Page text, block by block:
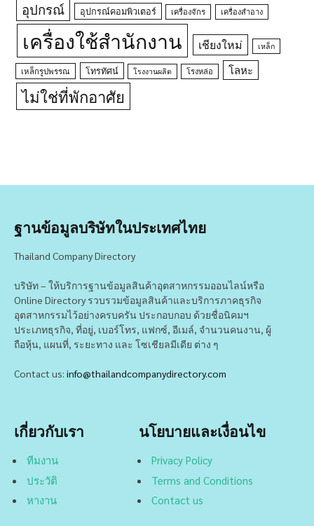
อุปกรณ์ อุปกรณ์คอมพิวเตอร์ เครื่องจักร เครื่องสำอาง
เครื่องใช้สำนักงาน เชียงใหม่ เหล็ก
เหล็กรูปพรรณ โทรทัศน์ โรงงานผลิต โรงหล่อ โลหะ
ไม่ใช่ที่พักอาศัย
ฐานข้อมูลบริษัทในประเทศไทย
Thailand Company Directory
บริษัท – ให้บริการฐานข้อมูลสินค้าอุตสาหกรรมออนไลน์หรือ
Online Directory รวบรวมข้อมูลสินค้าและบริการภาคธุรกิจ
อุตสาหกรรมไว้อย่างครบครัน ประกอบกอบ ด้วยชื่อนิคมฯ
ประเภทธุรกิจ, ที่อยู่, เบอร์โทร, แฟกซ์, อีเมล์, จำนวนคนงาน, ผู้
ถือหุ้น, แผนที่, ระยะทาง และ โซเชียลมีเดีย ต่าง ๆ
Contact us: info@thailandcompanydirectory.com
เกี่ยวกับเรา
ทีมงาน
ประวัติ
หางาน
นโยบายและเงื่อนไข
Privacy Policy
Terms and Conditions
Contact us